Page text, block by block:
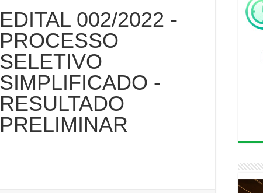
EDITAL 002/2022 -
PROCESSO
SELETIVO
SIMPLIFICADO -
RESULTADO
PRELIMINAR